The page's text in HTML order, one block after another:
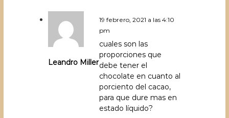
Leandro Miller
19 febrero, 2021 a las 4:10
pm
cuales son las
proporciones que
debe tener el
chocolate en cuanto al
porciento del cacao,
para que dure mas en
estado líquido?